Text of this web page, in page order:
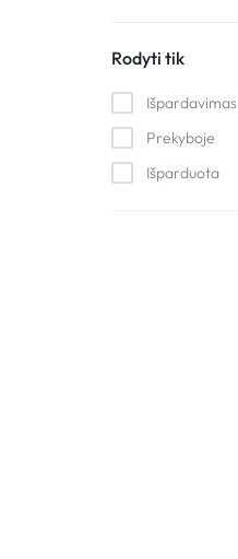
RASA
Rodyti tik
Išpardavimas
Prekyboje
Išparduota